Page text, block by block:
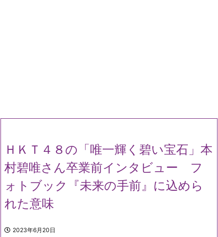
ＨＫＴ４８の「唯一輝く碧い宝石」本
村碧唯さん卒業前インタビュー フ
ォトブック『未来の手前』に込めら
れた意味
2023年6月20日